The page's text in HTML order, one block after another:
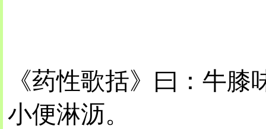
《药性歌括》曰：牛
小便淋沥。